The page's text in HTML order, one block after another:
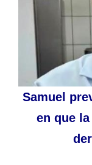
Samuel
en que